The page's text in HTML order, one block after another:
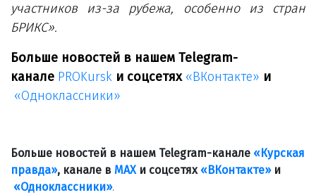
участников из-за рубежа, особенно из стран
БРИКС».
Больше новостей в нашем Telegram-
канале PROKursk и соцсетях «ВКонтакте» и
«Одноклассники»
Больше новостей в нашем Telegram-канале «Курская
правда», канале в МАХи соцсетях «ВКонтакте»и
«Одноклассники».